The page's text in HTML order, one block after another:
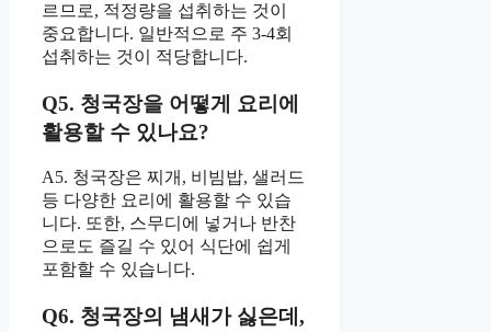
르므로, 적정량을 섭취하는 것이
중요합니다. 일반적으로 주 3-4회
섭취하는 것이 적당합니다.
Q5. 청국장을 어떻게 요리에
활용할 수 있나요?
A5. 청국장은 찌개, 비빔밥, 샐러드
등 다양한 요리에 활용할 수 있습
니다. 또한, 스무디에 넣거나 반찬
으로도 즐길 수 있어 식단에 쉽게
포함할 수 있습니다.
Q6. 청국장의 냄새가 싫은데,